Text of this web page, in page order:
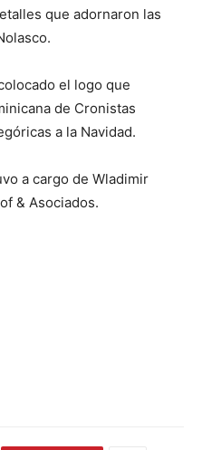
que adornaron las
el logo que
de Cronistas
a la Navidad.
a cargo de Wladimir
& Asociados.